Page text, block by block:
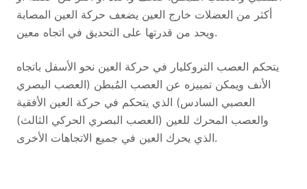
أكثر من العضلات خارج العين يضعف حركة العين المصابة
ويحد من قدرتها على التحديق في اتجاه معين.
يتحكم العصب التروكليار في حركة العين نحو الأسفل باتجاه
الأنف ويمكن تمييزه عن العصب المُبطن (العصب البصري
العصبي السادس) الذي يتحكم في حركة العين الأفقية
والعصب المحرك للعين (العصب البصري الحركي الثالث)
الذي يحرك العين في جميع الاتجاهات الأخرى.